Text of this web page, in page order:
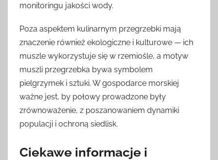
monitoringu jakości wody.
Poza aspektem kulinarnym przegrzebki mają
znaczenie również ekologiczne i kulturowe — ich
muszle wykorzystuje się w rzemiośle, a motyw
muszli przegrzebka bywa symbolem
pielgrzymek i sztuki. W gospodarce morskiej
ważne jest, by połowy prowadzone były
zrównoważenie, z poszanowaniem dynamiki
populacji i ochroną siedlisk.
Ciekawe informacje i